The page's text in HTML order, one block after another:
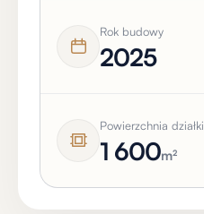
Rok budowy
2025
Powierzchnia działki
1 600m²